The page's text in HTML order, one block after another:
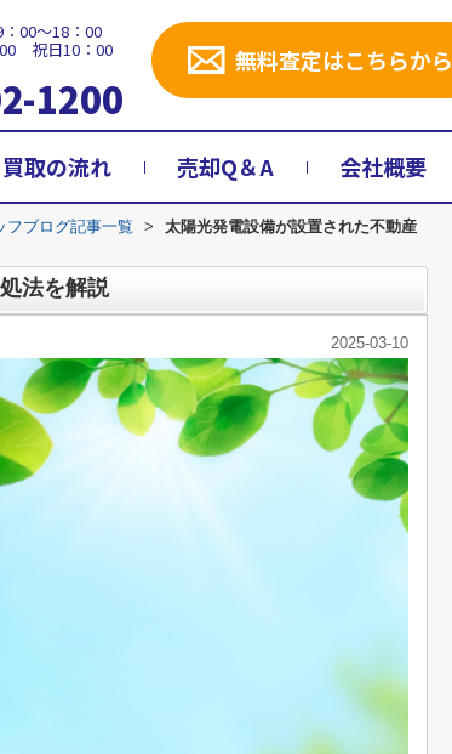
00～18：00
00 祝日10：00
1200
無料査定はこちらから
取の流れ 売却Q＆A 会社概要
フブログ記事一覧 >
太陽光発電設備が設置された不動産
法を解説
2025-03-10